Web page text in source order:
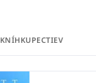
KNÍHKUPECTIEV